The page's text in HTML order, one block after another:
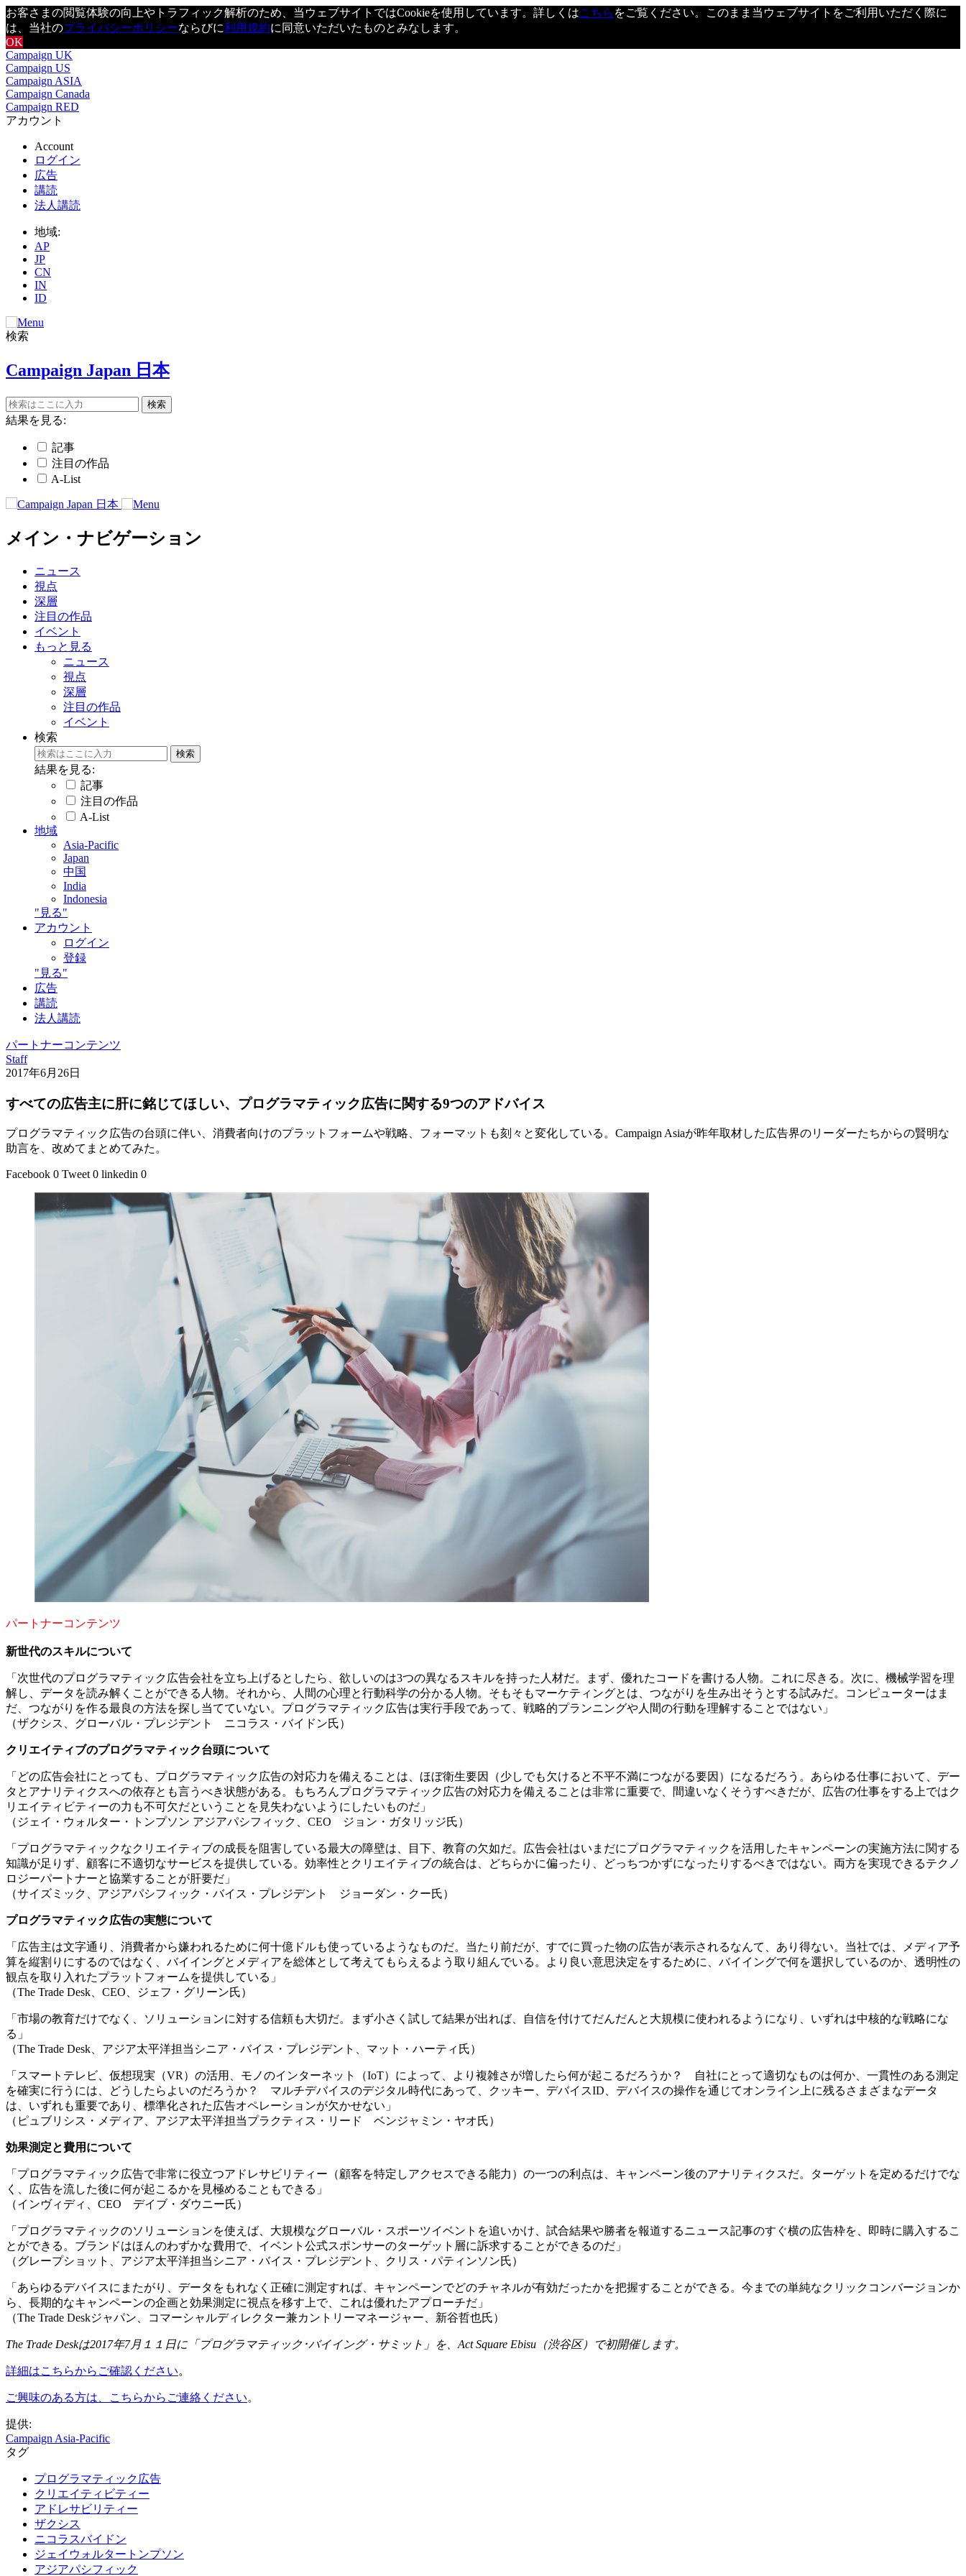
お客さまの閲覧体験の向上やトラフィック解析のため、当ウェブサイトではCookieを使用しています。詳しくはこちら をご覧ください。このまま当ウェブサイトをご利用いただく際に
は、当社のプライバシーポリシーならびに利用規約に同意いただいたものとみなします。
OK
Campaign UK
Campaign US
Campaign ASIA
Campaign Canada
Campaign RED
アカウント
Account
ログイン
広告
講読
法人講読
地域:
AP
JP
CN
IN
ID
検索
Campaign Japan 日本
結果を見る:
記事
注目の作品
A-List
メイン・ナビゲーション
ニュース
視点
深層
注目の作品
イベント
もっと見る
ニュース
視点
深層
注目の作品
イベント
検索
結果を見る:
記事
注目の作品
A-List
地域
Asia-Pacific
Japan
中国
India
Indonesia
"見る"
アカウント
ログイン
登録
"見る"
広告
講読
法人講読
パートナーコンテンツ
Staff
2017年6月26日
すべての広告主に肝に銘じてほしい、プログラマティック広告に関する9つのアドバイス
プログラマティック広告の台頭に伴い、消費者向けのプラットフォームや戦略、フォーマットも刻々と変化している。Campaign Asiaが昨年取材した広告界のリーダーたちからの賢明な
助言を、改めてまとめてみた。
Facebook 0 Tweet 0 linkedin 0
パートナーコンテンツ
新世代のスキルについて
「次世代のプログラマティック広告会社を立ち上げるとしたら、欲しいのは3つの異なるスキルを持った人材だ。まず、優れたコードを書ける人物。これに尽きる。次に、機械学習を理
解し、データを読み解くことができる人物。それから、人間の心理と行動科学の分かる人物。そもそもマーケティングとは、つながりを生み出そうとする試みだ。コンピューターはま
だ、つながりを作る最良の方法を探し当てていない。プログラマティック広告は実行手段であって、戦略的プランニングや人間の行動を理解することではない」
（ザクシス、グローバル・プレジデント ニコラス・バイドン氏）
クリエイティブのプログラマティック台頭について
「どの広告会社にとっても、プログラマティック広告の対応力を備えることは、ほぼ衛生要因（少しでも欠けると不平不満につながる要因）になるだろう。あらゆる仕事において、デー
タとアナリティクスへの依存とも言うべき状態がある。もちろんプログラマティック広告の対応力を備えることは非常に重要で、間違いなくそうすべきだが、広告の仕事をする上ではク
リエイティビティーの力も不可欠だということを見失わないようにしたいものだ」
（ジェイ・ウォルター・トンプソン アジアパシフィック、CEO ジョン・ガタリッジ氏）
「プログラマティックなクリエイティブの成長を阻害している最大の障壁は、目下、教育の欠如だ。広告会社はいまだにプログラマティックを活用したキャンペーンの実施方法に関する
知識が足りず、顧客に不適切なサービスを提供している。効率性とクリエイティブの統合は、どちらかに偏ったり、どっちつかずになったりするべきではない。両方を実現できるテクノ
ロジーパートナーと協業することが肝要だ」
（サイズミック、アジアパシフィック・バイス・プレジデント ジョーダン・クー氏）
プログラマティック広告の実態について
「広告主は文字通り、消費者から嫌われるために何十億ドルも使っているようなものだ。当たり前だが、すでに買った物の広告が表示されるなんて、あり得ない。当社では、メディア予
算を縦割りにするのではなく、バイイングとメディアを総体として考えてもらえるよう取り組んでいる。より良い意思決定をするために、バイイングで何を選択しているのか、透明性の
観点を取り入れたプラットフォームを提供している」
（The Trade Desk、CEO、ジェフ・グリーン氏）
「市場の教育だけでなく、ソリューションに対する信頼も大切だ。まず小さく試して結果が出れば、自信を付けてだんだんと大規模に使われるようになり、いずれは中核的な戦略にな
る」
（The Trade Desk、アジア太平洋担当シニア・バイス・プレジデント、マット・ハーティ氏）
「スマートテレビ、仮想現実（VR）の活用、モノのインターネット（IoT）によって、より複雑さが増したら何が起こるだろうか？ 自社にとって適切なものは何か、一貫性のある測定
を確実に行うには、どうしたらよいのだろうか？ マルチデバイスのデジタル時代にあって、クッキー、デバイスID、デバイスの操作を通じてオンライン上に残るさまざまなデータ
は、いずれも重要であり、標準化された広告オペレーションが欠かせない」
（ピュブリシス・メディア、アジア太平洋担当プラクティス・リード ベンジャミン・ヤオ氏）
効果測定と費用について
「プログラマティック広告で非常に役立つアドレサビリティー（顧客を特定しアクセスできる能力）の一つの利点は、キャンペーン後のアナリティクスだ。ターゲットを定めるだけでな
く、広告を流した後に何が起こるかを見極めることもできる」
（インヴィディ、CEO デイブ・ダウニー氏）
「プログラマティックのソリューションを使えば、大規模なグローバル・スポーツイベントを追いかけ、試合結果や勝者を報道するニュース記事のすぐ横の広告枠を、即時に購入するこ
とができる。ブランドはほんのわずかな費用で、イベント公式スポンサーのターゲット層に訴求することができるのだ」
（グレープショット、アジア太平洋担当シニア・バイス・プレジデント、クリス・パティンソン氏）
「あらゆるデバイスにまたがり、データをもれなく正確に測定すれば、キャンペーンでどのチャネルが有効だったかを把握することができる。今までの単純なクリックコンバージョンか
ら、長期的なキャンペーンの企画と効果測定に視点を移す上で、これは優れたアプローチだ」
（The Trade Deskジャパン、コマーシャルディレクター兼カントリーマネージャー、新谷哲也氏）
The Trade Deskは2017年7月１１日に「プログラマティック･バイイング・サミット」を、Act Square Ebisu（渋谷区）で初開催します。
詳細はこちらからご確認ください。
ご興味のある方は、こちらからご連絡ください。
提供:
Campaign Asia-Pacific
タグ
プログラマティック広告
クリエイティビティー
アドレサビリティー
ザクシス
ニコラスバイドン
ジェイウォルタートンプソン
アジアパシフィック